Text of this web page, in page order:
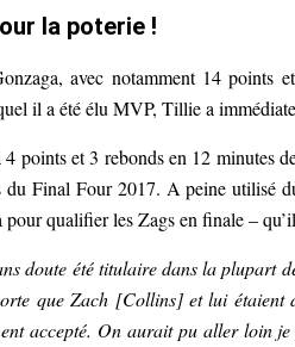
la poterie !
avec notamment 14 points
il a été élu MVP, Tillie a
points et 3 rebonds en 12 minutes
du Final Four 2017. A peine utilisé
qualifier les Zags en finale –
doute été titulaire dans la plupart
que Zach [Collins] et lui
accepté. On aurait pu aller loin